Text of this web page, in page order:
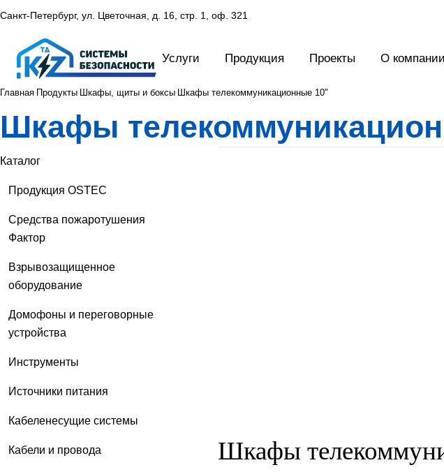
Санкт-Петербург, ул. Цветочная, д. 16, стр. 1, оф. 321
Услуги Продукция Проекты О компании
Главная Продукты Шкафы, щиты и боксы Шкафы телекоммуникационные 10"
Шкафы
Шкафы
Каталог
Продукция OSTEC
Средства пожаротушения
Фактор
Взрывозащищенное
оборудование
Домофоны и переговорные
устройства
Инструменты
Источники питания
Кабеленесущие системы
Кабели и провода